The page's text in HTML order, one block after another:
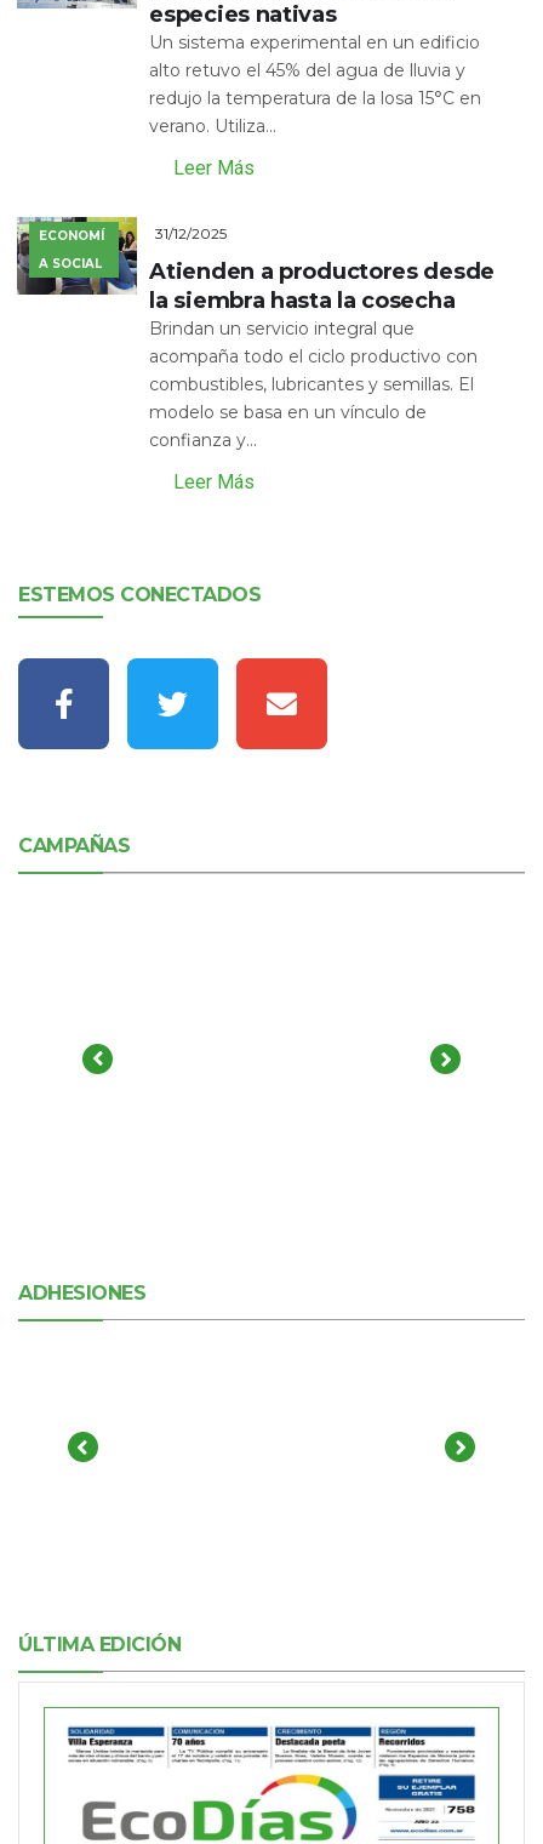
especies nativas
Un sistema experimental en un edificio
alto retuvo el 45% del agua de lluvia y
redujo la temperatura de la losa 15°C en
verano. Utiliza...
Leer Más
ECONOMÍ
A SOCIAL
31/12/2025
Atienden a productores desde
la siembra hasta la cosecha
Brindan un servicio integral que
acompaña todo el ciclo productivo con
combustibles, lubricantes y semillas. El
modelo se basa en un vínculo de
confianza y...
Leer Más
ESTEMOS CONECTADOS
CAMPAÑAS
ADHESIONES
ÚLTIMA EDICIÓN